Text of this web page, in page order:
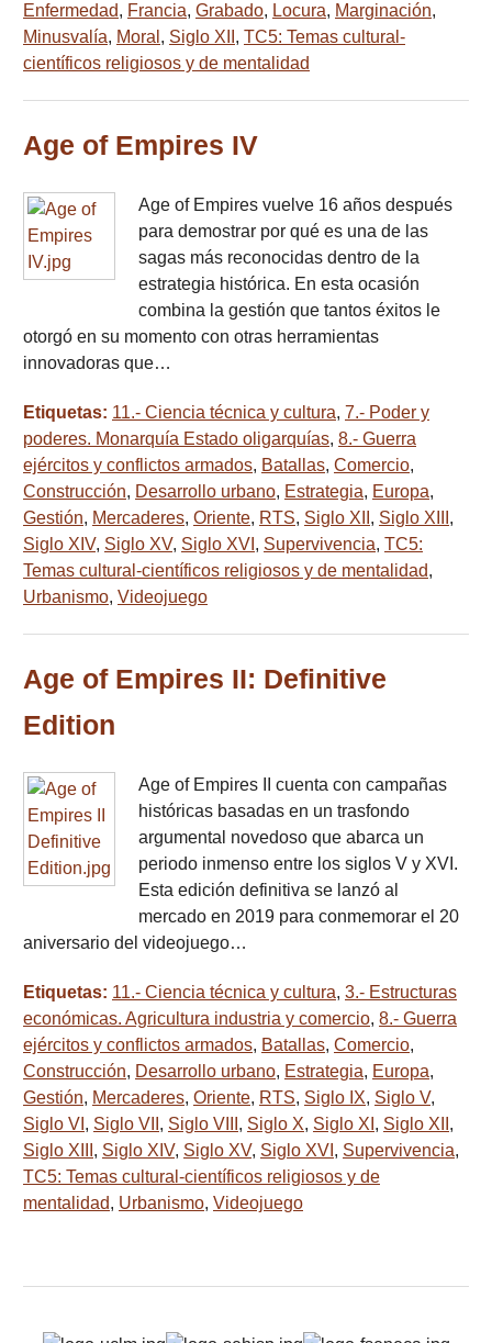
Enfermedad, Francia, Grabado, Locura, Marginación,
Minusvalía, Moral , Siglo XII , TC5: Temas cultural-
científicos religiosos y de mentalidad
Age of Empires IV
Age of Empires vuelve 16 años después
para demostrar por qué es una de las
sagas más reconocidas dentro de la
estrategia histórica. En esta ocasión
combina la gestión que tantos éxitos le
otorgó en su momento con otras herramientas
innovadoras que…
Etiquetas: 11.- Ciencia técnica y cultura, 7.- Poder y
poderes. Monarquía Estado oligarquías, 8.- Guerra
ejércitos y conflictos armados, Batallas, Comercio,
Construcción, Desarrollo urbano, Estrategia, Europa,
Gestión, Mercaderes, Oriente, RTS, Siglo XII , Siglo XIII ,
Siglo XIV, Siglo XV, Siglo XVI , Supervivencia, TC5:
Temas cultural-científicos religiosos y de mentalidad,
Urbanismo, Videojuego
Age of Empires II: Definitive
Edition
Age of Empires II cuenta con campañas
históricas basadas en un trasfondo
argumental novedoso que abarca un
periodo inmenso entre los siglos V y XVI.
Esta edición definitiva se lanzó al
mercado en 2019 para conmemorar el 20
aniversario del videojuego…
Etiquetas: 11.- Ciencia técnica y cultura, 3.- Estructuras
económicas. Agricultura industria y comercio, 8.- Guerra
ejércitos y conflictos armados, Batallas, Comercio,
Construcción, Desarrollo urbano, Estrategia, Europa,
Gestión, Mercaderes, Oriente, RTS, Siglo IX, Siglo V,
Siglo VI , Siglo VII , Siglo VIII , Siglo X, Siglo XI , Siglo XII ,
Siglo XIII , Siglo XIV, Siglo XV, Siglo XVI , Supervivencia,
TC5: Temas cultural-científicos religiosos y de
mentalidad, Urbanismo, Videojuego